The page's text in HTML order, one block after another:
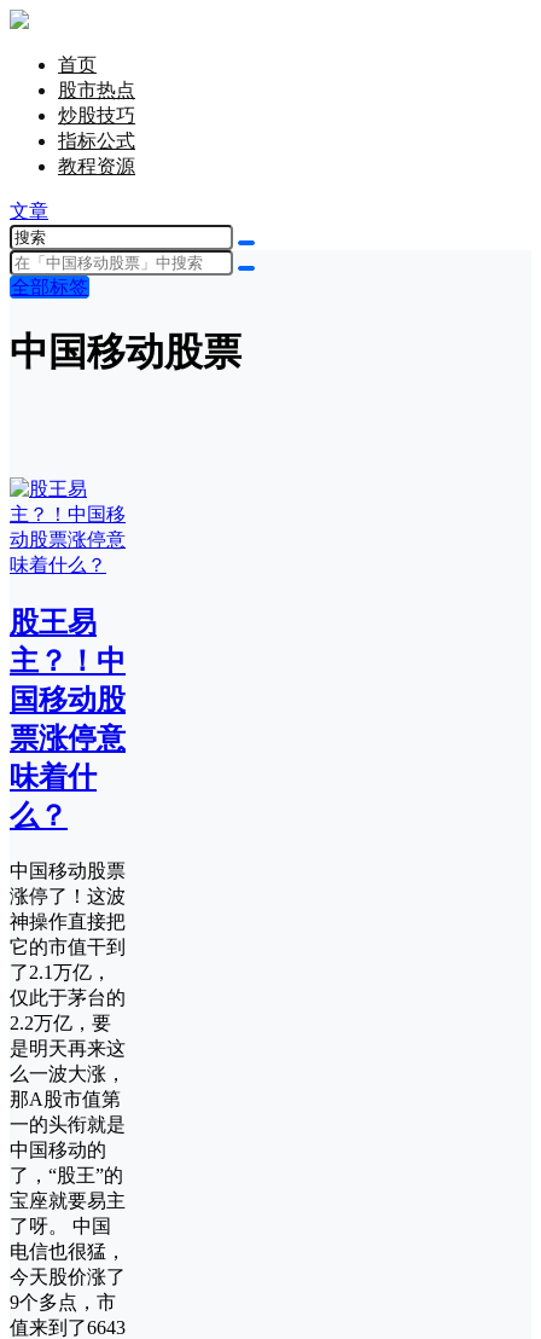
首页
股市热点
炒股技巧
指标公式
教程资源
文章
全部标签
中国移动股票
股王易
主？！中
国移动股
票涨停意
味着什
么？
中国移动股票
涨停了！这波
神操作直接把
它的市值干到
了2.1万亿，
仅此于茅台的
2.2万亿，要
是明天再来这
么一波大涨，
那A股市值第
一的头衔就是
中国移动的
了，“股王”的
宝座就要易主
了呀。 中国
电信也很猛，
今天股价涨了
9个多点，市
值来到了6643